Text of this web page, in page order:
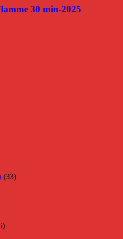
30 min-2025
(33)